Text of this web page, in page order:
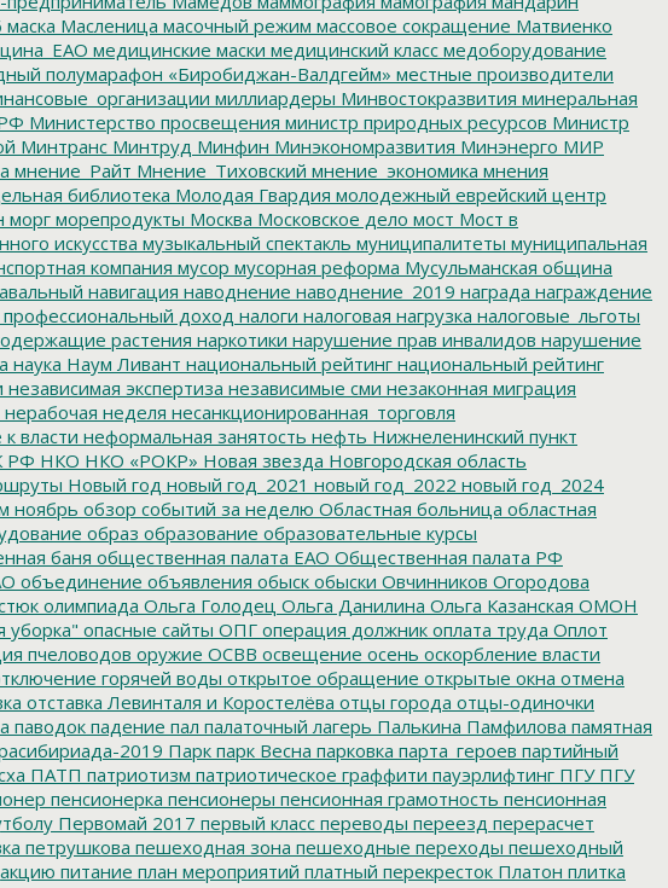
маска Масленица масочный режим массовое сокращение Матвиенко
медицинские маски медицинский класс медоборудование
полумарафон «Биробиджан-Валдгейм» местные производители
миллиардеры Минвостокразвития минеральная
Министерство просвещения министр природных ресурсов Министр
Минтранс Минтруд Минфин Минэкономразвития Минэнерго МИР
мнение_Райт Мнение_Тиховский мнение_экономика мнения
библиотека Молодая Гвардия молодежный еврейский центр
морг морепродукты Москва Московское дело мост Мост в
искусства музыкальный спектакль муниципалитеты муниципальная
компания мусор мусорная реформа Мусульманская община
навигация наводнение наводнение_2019 награда награждение
профессиональный доход налоги налоговая нагрузка налоговые_льготы
растения наркотики нарушение прав инвалидов нарушение
наука Наум Ливант национальный рейтинг национальный рейтинг
независимая экспертиза независимые сми незаконная миграция
нерабочая неделя несанкционированная_торговля
власти неформальная занятость нефть Нижнеленинский пункт
РФ НКО НКО «РОКР» Новая звезда Новгородская область
Новый год новый год_2021 новый год_2022 новый год_2024
ноябрь обзор событий за неделю Областная больница областная
образ образование образовательные курсы
баня общественная палата ЕАО Общественная палата РФ
объединение объявления обыск обыски Овчинников Огородова
олимпиада Ольга Голодец Ольга Данилина Ольга Казанская ОМОН
опасные сайты ОПГ операция должник оплата труда Оплот
пчеловодов оружие ОСВВ освещение осень оскорбление власти
горячей воды открытое обращение открытые окна отмена
отставка Левинталя и Коростелёва отцы города отцы-одиночки
паводок падение пал палаточный лагерь Палькина Памфилова памятная
2019 Парк парк Весна парковка парта_героев партийный
ПАТП патриотизм патриотическое граффити пауэрлифтинг ПГУПГУ
пенсионерка пенсионеры пенсионная грамотность пенсионная
Первомай 2017 первый класс переводы переезд перерасчет
петрушкова пешеходная зона пешеходные переходы пешеходный
питание план мероприятий платный перекресток Платон плитка